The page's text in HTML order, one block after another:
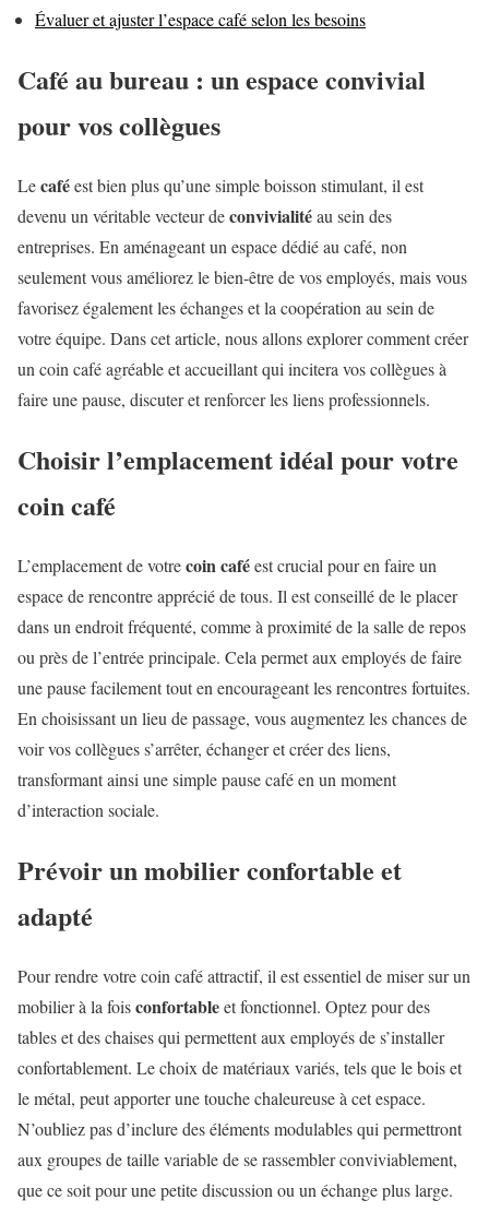
Évaluer et ajuster l’espace café selon les besoins
Café au bureau : un espace convivial
pour vos collègues
Lecaféest bien plus qu’une simple boisson stimulant, il est
devenu un véritable vecteur deconvivialitéau sein des
entreprises. En aménageant un espace dédié au café, non
seulement vous améliorez le bien-être de vos employés, mais vous
favorisez également les échanges et la coopération au sein de
votre équipe. Dans cet article, nous allons explorer comment créer
un coin café agréable et accueillant qui incitera vos collègues à
faire une pause, discuter et renforcer les liens professionnels.
Choisir l’emplacement idéal pour votre
coin café
L’emplacement de votrecoin caféest crucial pour en faire un
espace de rencontre apprécié de tous. Il est conseillé de le placer
dans un endroit fréquenté, comme à proximité de la salle de repos
ou près de l’entrée principale. Cela permet aux employés de faire
une pause facilement tout en encourageant les rencontres fortuites.
En choisissant un lieu de passage, vous augmentez les chances de
voir vos collègues s’arrêter, échanger et créer des liens,
transformant ainsi une simple pause café en un moment
d’interaction sociale.
Prévoir un mobilier confortable et
adapté
Pour rendre votre coin café attractif, il est essentiel de miser sur un
mobilier à la foisconfortableet fonctionnel. Optez pour des
tables et des chaises qui permettent aux employés de s’installer
confortablement. Le choix de matériaux variés, tels que le bois et
le métal, peut apporter une touche chaleureuse à cet espace.
N’oubliez pas d’inclure des éléments modulables qui permettront
aux groupes de taille variable de se rassembler conviviablement,
que ce soit pour une petite discussion ou un échange plus large.